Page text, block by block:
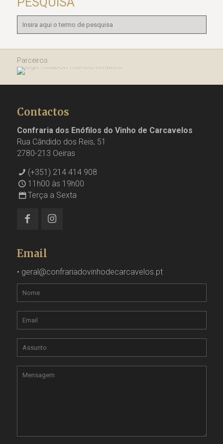
Parceiros
Contactos
Confraria dos Enófilos do Vinho de Carcavelos
Rua Cândido dos Reis, 51
2780-213 Oeiras
(+351) 214 414 908
11h00 às 19h00
Terça a Sexta
Email
• geral@confrariadovinhodecarcavelos.pt